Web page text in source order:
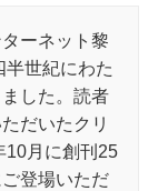
ーネット黎
世紀にわた
した。読者
だいたクリ
10月に創刊25
登場いただ